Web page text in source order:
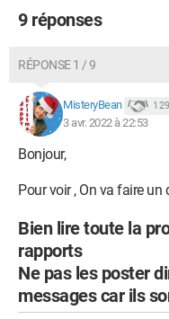
9 réponses
RÉPONSE 1 / 9
MisteryBean 1
3 avr. 2022 à 22:53
Bonjour,
Pour voir , On va faire un
Bien lire toute la
rapports
Ne pas les poster
messages car ils